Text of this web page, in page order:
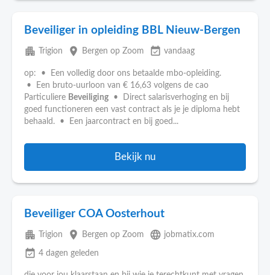
Beveiliger in opleiding BBL Nieuw-Bergen
apartment Trigion place Bergen op Zoom event_available vandaag
op: • Een volledig door ons betaalde mbo-opleiding.
• Een bruto-uurloon van € 16,63 volgens de cao
Particuliere Beveiliging • Direct salarisverhoging en bij
goed functioneren een vast contract als je je diploma hebt
behaald. • Een jaarcontract en bij goed...
Bekijk nu
Beveiliger COA Oosterhout
apartment Trigion place Bergen op Zoom language jobmatix.com
event_available 4 dagen geleden